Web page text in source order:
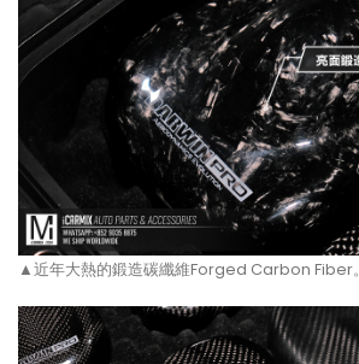
▲近年大熱的鍛造碳纖維Forged Carbon Fiber。